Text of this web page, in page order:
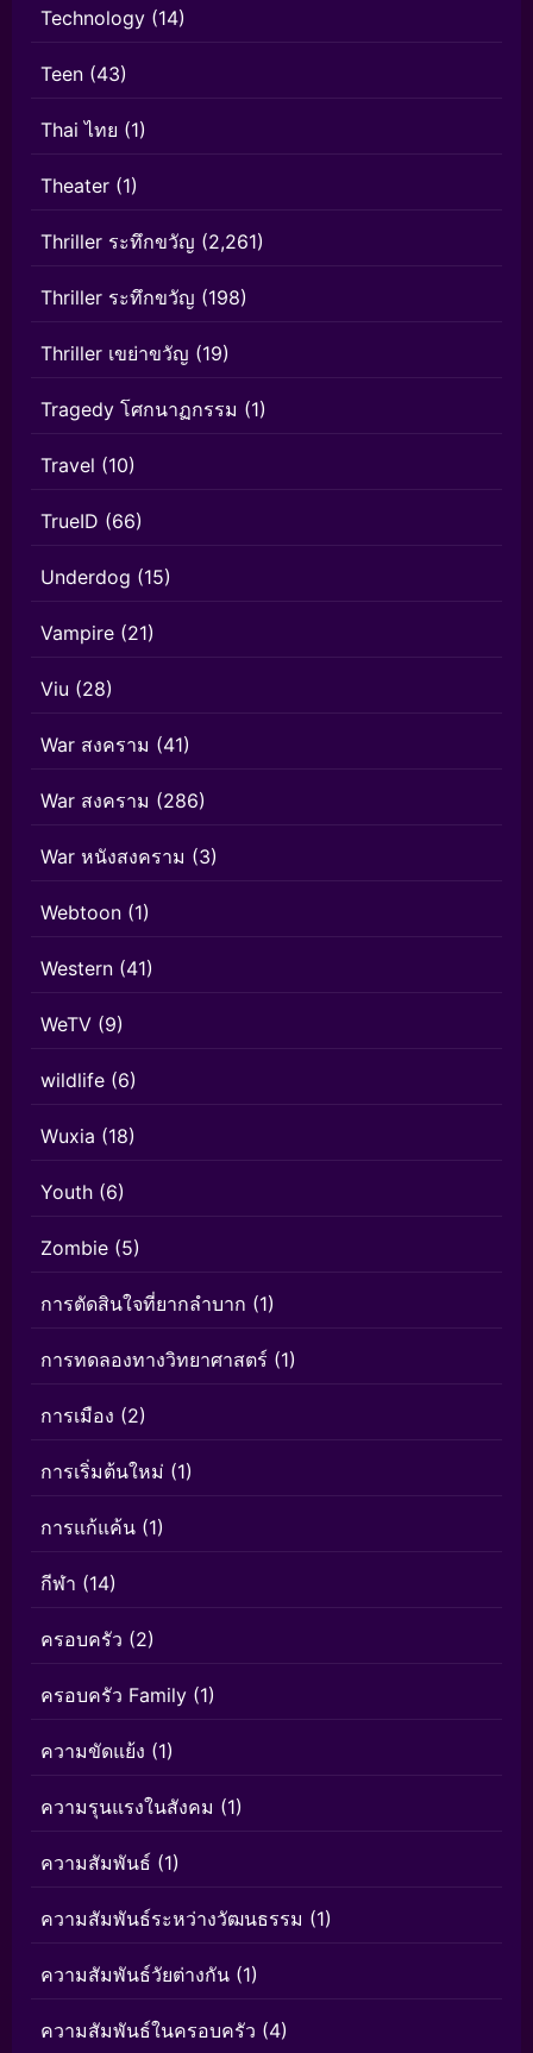
Technology (14)
Teen (43)
Thai ไทย (1)
Theater (1)
Thriller ระทึกขวัญ (2,261)
Thriller ระทึกขวัญ (198)
Thriller เขย่าขวัญ (19)
Tragedy โศกนาฏกรรม (1)
Travel (10)
TrueID (66)
Underdog (15)
Vampire (21)
Viu (28)
War สงคราม (41)
War สงคราม (286)
War หนังสงคราม (3)
Webtoon (1)
Western (41)
WeTV (9)
wildlife (6)
Wuxia (18)
Youth (6)
Zombie (5)
การตัดสินใจที่ยากลำบาก (1)
การทดลองทางวิทยาศาสตร์ (1)
การเมือง (2)
การเริ่มต้นใหม่ (1)
การแก้แค้น (1)
กีฬา (14)
ครอบครัว (2)
ครอบครัว Family (1)
ความขัดแย้ง (1)
ความรุนแรงในสังคม (1)
ความสัมพันธ์ (1)
ความสัมพันธ์ระหว่างวัฒนธรรม (1)
ความสัมพันธ์วัยต่างกัน (1)
ความสัมพันธ์ในครอบครัว (4)